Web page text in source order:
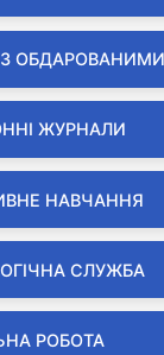
ЖУРНАЛИ
НАВЧАННЯ
СЛУЖБА
РОБОТА